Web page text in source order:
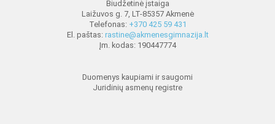
Biudžetinė įstaiga
Laižuvos g. 7, LT-85357 Akmenė
Telefonas: +370 425 59 431
El. paštas: rastine@akmenesgimnazija.lt
Įm. kodas: 190447774
Duomenys kaupiami ir saugomi
Juridinių asmenų registre